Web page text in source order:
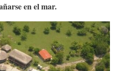
en el mar.